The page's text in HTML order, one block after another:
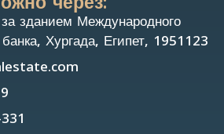
зданием Международного
Хургада, Египет, 1951123